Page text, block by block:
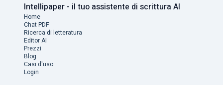
Intellipaper - il tuo assistente di scrittura AI
Home
Chat PDF
Ricerca di letteratura
Editor AI
Prezzi
Blog
Casi d'uso
Login